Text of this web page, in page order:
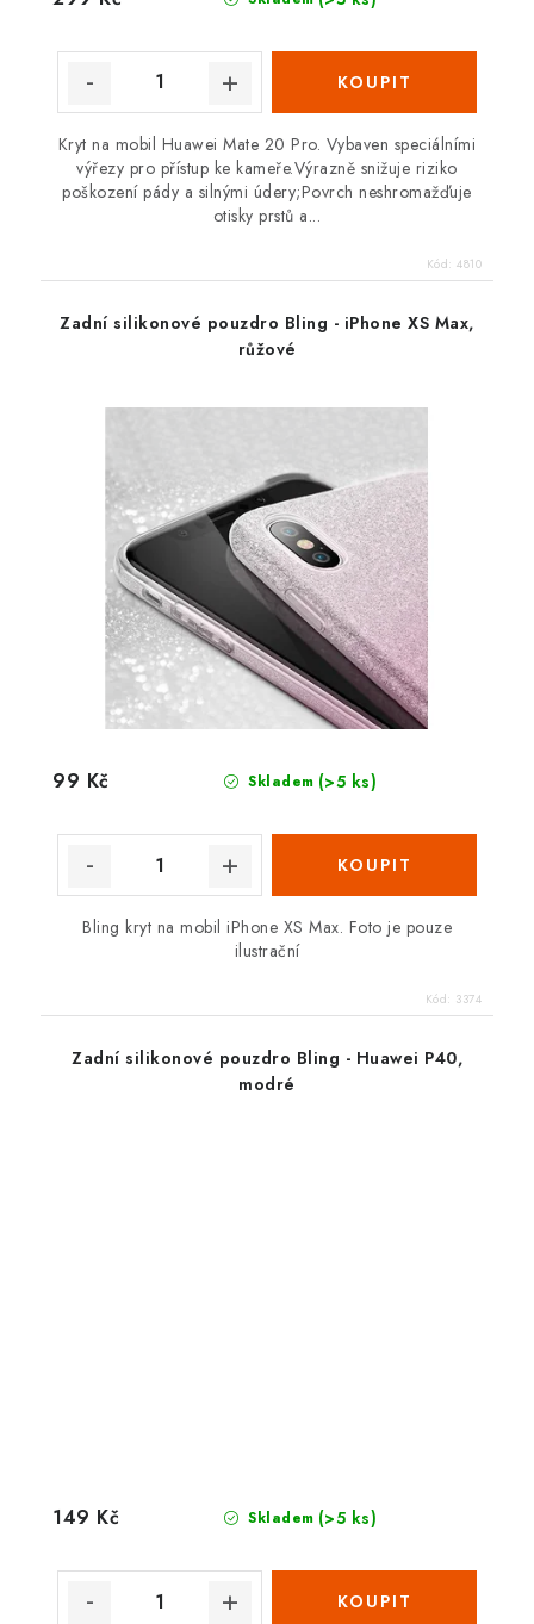
Kryt na mobil Huawei Mate 20 Pro. Vybaven speciálními
výřezy pro přístup ke kameře.Výrazně snižuje riziko
poškození pády a silnými údery;Povrch neshromažďuje
otisky prstů a...
Kód: 4810
Zadní silikonové pouzdro Bling - iPhone XS Max,
růžové
Skladem (>5 ks)
99 Kč
Bling kryt na mobil iPhone XS Max. Foto je pouze
ilustrační
Kód: 3374
Zadní silikonové pouzdro Bling - Huawei P40,
modré
Skladem (>5 ks)
149 Kč